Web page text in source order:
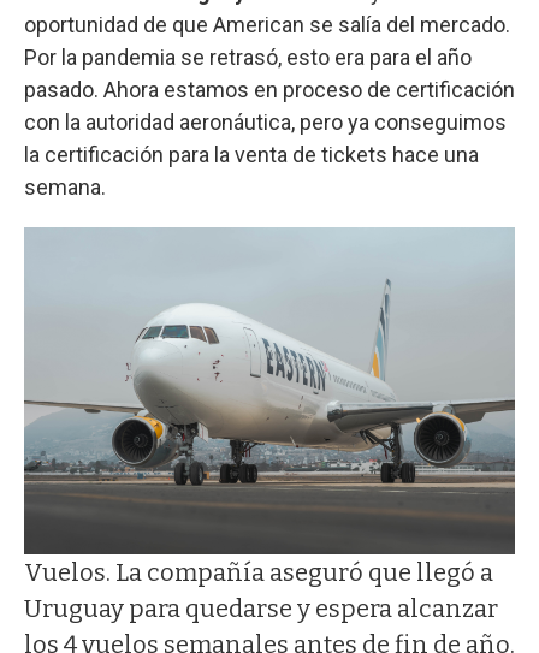
oportunidad de que American se salía del mercado.
Por la pandemia se retrasó, esto era para el año
pasado. Ahora estamos en proceso de certificación
con la autoridad aeronáutica, pero ya conseguimos
la certificación para la venta de tickets hace una
semana.
Vuelos. La compañía aseguró que llegó a
Uruguay para quedarse y espera alcanzar
los 4 vuelos semanales antes de fin de año.